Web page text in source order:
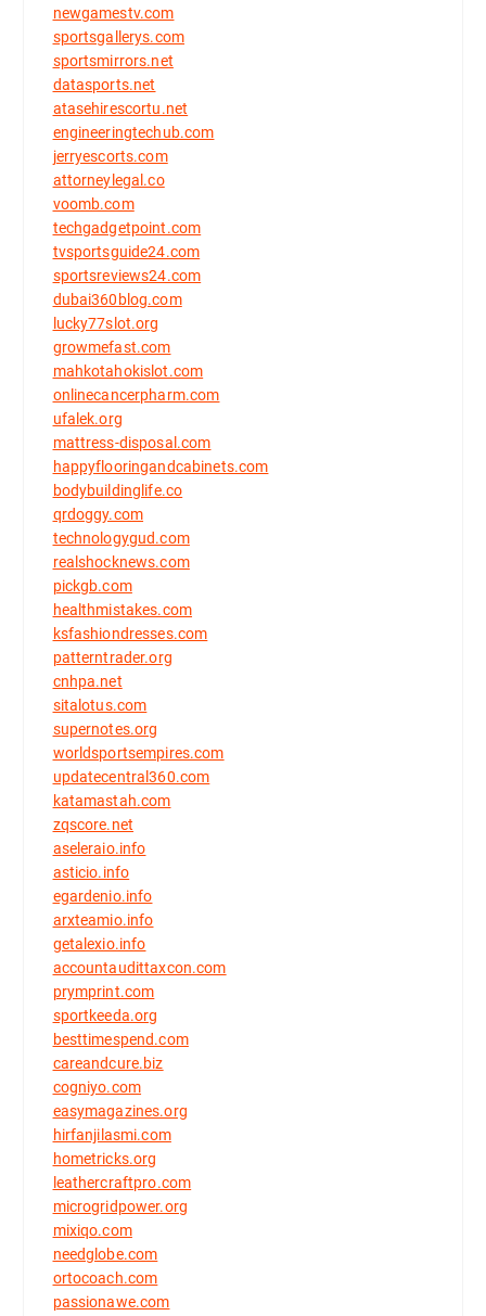
newgamestv.com
sportsgallerys.com
sportsmirrors.net
datasports.net
atasehirescortu.net
engineeringtechub.com
jerryescorts.com
attorneylegal.co
voomb.com
techgadgetpoint.com
tvsportsguide24.com
sportsreviews24.com
dubai360blog.com
lucky77slot.org
growmefast.com
mahkotahokislot.com
onlinecancerpharm.com
ufalek.org
mattress-disposal.com
happyflooringandcabinets.com
bodybuildinglife.co
qrdoggy.com
technologygud.com
realshocknews.com
pickgb.com
healthmistakes.com
ksfashiondresses.com
patterntrader.org
cnhpa.net
sitalotus.com
supernotes.org
worldsportsempires.com
updatecentral360.com
katamastah.com
zqscore.net
aseleraio.info
asticio.info
egardenio.info
arxteamio.info
getalexio.info
accountaudittaxcon.com
prymprint.com
sportkeeda.org
besttimespend.com
careandcure.biz
cogniyo.com
easymagazines.org
hirfanjilasmi.com
hometricks.org
leathercraftpro.com
microgridpower.org
mixiqo.com
needglobe.com
ortocoach.com
passionawe.com